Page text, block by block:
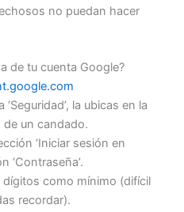
no puedan hacer
de tu cuenta Google?
la ubicas en la
de un candado.
‘Iniciar sesión en
‘Contraseña’.
como mínimo (difícil
recordar).